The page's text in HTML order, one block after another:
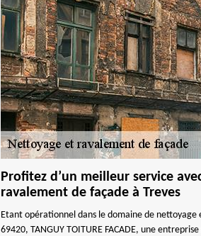
Profitez d’un meilleur service
ravalement de façade à Treves
Etant opérationnel dans le domaine de nettoyage
69420, TANGUY TOITURE FACADE, une